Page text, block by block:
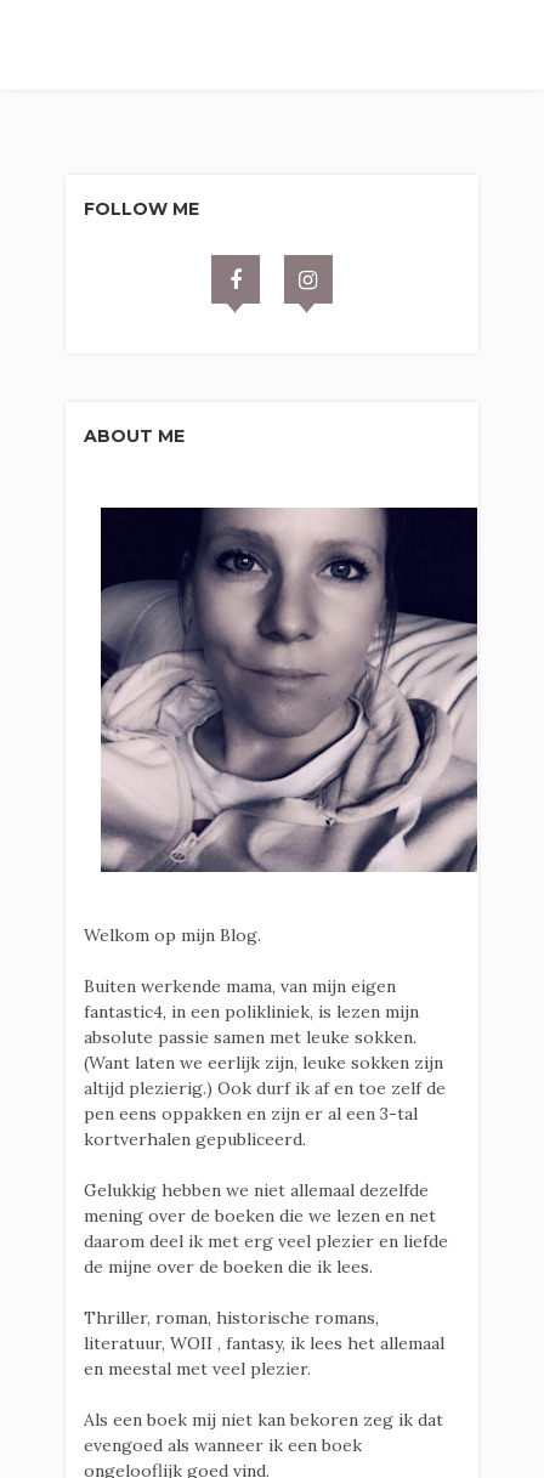
FOLLOW ME
ABOUT ME
Welkom op mijn Blog.
Buiten werkende mama, van mijn eigen
fantastic4, in een polikliniek, is lezen mijn
absolute passie samen met leuke sokken.
(Want laten we eerlijk zijn, leuke sokken zijn
altijd plezierig.) Ook durf ik af en toe zelf de
pen eens oppakken en zijn er al een 3-tal
kortverhalen gepubliceerd.
Gelukkig hebben we niet allemaal dezelfde
mening over de boeken die we lezen en net
daarom deel ik met erg veel plezier en liefde
de mijne over de boeken die ik lees.
Thriller, roman, historische romans,
literatuur, WOII , fantasy, ik lees het allemaal
en meestal met veel plezier.
Als een boek mij niet kan bekoren zeg ik dat
evengoed als wanneer ik een boek
ongelooflijk goed vind.